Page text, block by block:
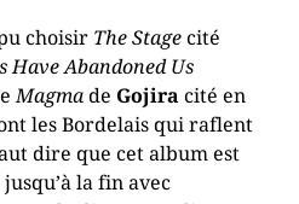
choisir The Stagecité
Have Abandoned Us
Magmade Gojira cité en
les Bordelais qui raflent
dire que cet album est
la fin avec